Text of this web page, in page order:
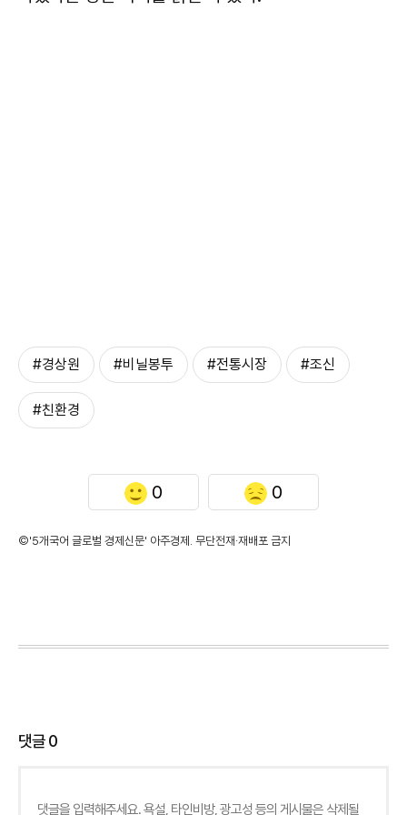
#경상원 #비닐봉투 #전통시장 #조신
#친환경
0 0
©'5개국어 글로벌 경제신문' 아주경제. 무단전재·재배포 금지
댓글0